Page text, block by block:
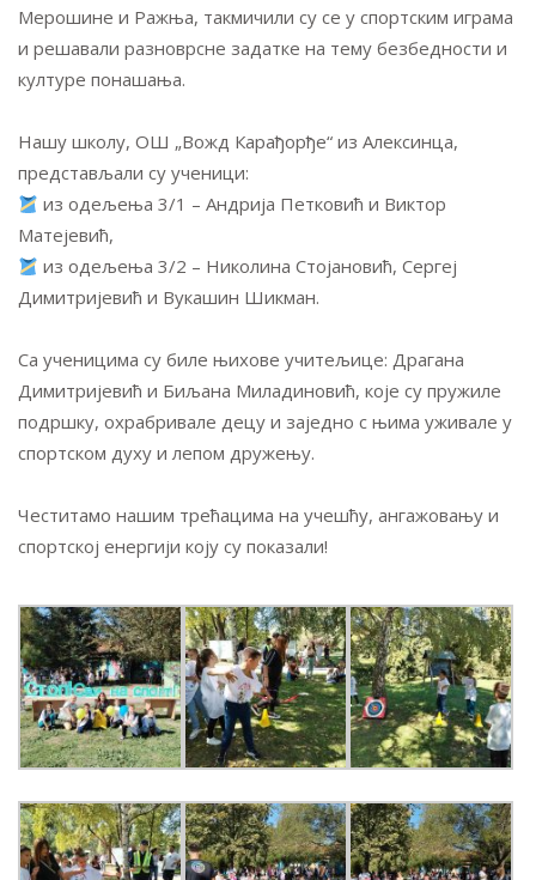
Мерошине и Ражња, такмичили су се у спортским играма
и решавали разноврсне задатке на тему безбедности и
културе понашања.
Нашу школу, ОШ „Вожд Карађорђе“ из Алексинца,
представљали су ученици:
из одељења 3/1 – Андрија Петковић и Виктор
Матејевић,
из одељења 3/2 – Николина Стојановић, Сергеј
Димитријевић и Вукашин Шикман.
Са ученицима су биле њихове учитељице: Драгана
Димитријевић и Биљана Миладиновић, које су пружиле
подршку, охрабривале децу и заједно с њима уживале у
спортском духу и лепом дружењу.
Честитамо нашим трећацима на учешћу, ангажовању и
спортској енергији коју су показали!